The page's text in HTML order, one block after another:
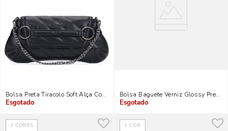
Bolsa Preta Tiracolo Soft Alça Corrente
Indisponível
Bolsa Baguete Verniz Glossy Preta
Indisponível
3 CORES 1 COR